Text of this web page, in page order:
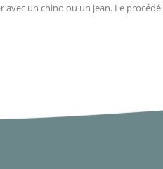
un chino ou un jean. Le